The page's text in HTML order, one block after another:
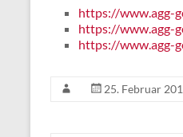
https://www.agg-
https://www.agg-
https://www.agg-
25. Februar